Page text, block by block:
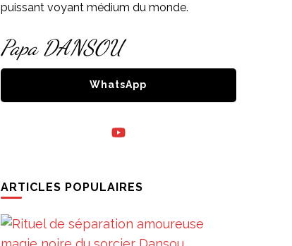
puissant voyant médium du monde.
Papa DANSOU
WhatsApp
ARTICLES POPULAIRES